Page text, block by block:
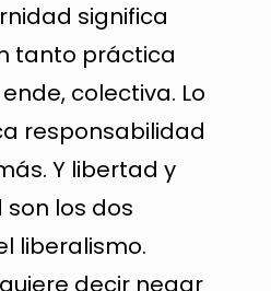
significa
tanto práctica
colectiva. Lo
responsabilidad
Y libertad y
los dos
liberalismo.
decir negar